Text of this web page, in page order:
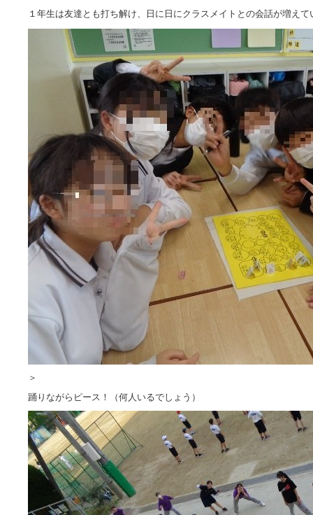
１年生は友達とも打ち解け、日に日にクラスメイトとの会話が増え
＞
踊りながらピース！（何人いるでしょう）